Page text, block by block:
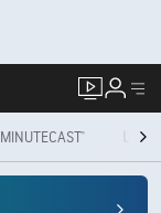
MINUTECAST® شهريًا